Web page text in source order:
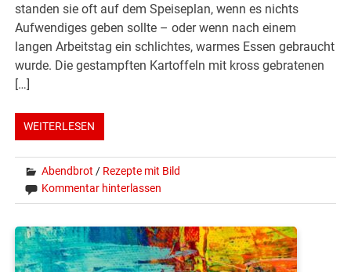
standen sie oft auf dem Speiseplan, wenn es nichts
Aufwendiges geben sollte – oder wenn nach einem
langen Arbeitstag ein schlichtes, warmes Essen gebraucht
wurde. Die gestampften Kartoffeln mit kross gebratenen
[…]
WEITERLESEN
Abendbrot / Rezepte mit Bild
Kommentar hinterlassen